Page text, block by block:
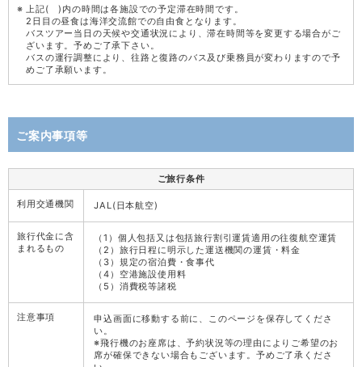
上記( )内の時間は各施設での予定滞在時間です。
2日目の昼食は海洋交流館での自由食となります。
バスツアー当日の天候や交通状況により、滞在時間等を変更する場合がご
ざいます。予めご了承下さい。
バスの運行調整により、往路と復路のバス及び乗務員が変わりますので予
めご了承願います。
ご案内事項等
ご旅行条件
利用交通機関 JAL(日本航空)
旅行代金に含
まれるもの
（1）個人包括又は包括旅行割引運賃適用の往復航空運賃
（2）旅行日程に明示した運送機関の運賃・料金
（3）規定の宿泊費・食事代
（4）空港施設使用料
（5）消費税等諸税
注意事項
申込画面に移動する前に、このページを保存してくださ
い。
※飛行機のお座席は、予約状況等の理由によりご希望のお
席が確保できない場合もございます。予めご了承くださ